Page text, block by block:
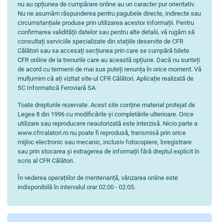
nu au opțiunea de cumpărare online au un caracter pur orientativ.
Nu ne asumăm răspunderea pentru pagubele directe, indirecte sau
circumstanțiale produse prin utilizarea acestor informații. Pentru
confirmarea validității datelor sau pentru alte detalii, vă rugăm să
consultați serviciile specializate din stațiile deservite de CFR
Călători sau sa accesați secțiunea prin care se cumpără bilete
CFR online de la trenurile care au această opțiune. Dacă nu sunteți
de acord cu termenii de mai sus puteți renunța în orice moment. Vă
mulțumim că ați vizitat site-ul CFR Călători. Aplicație realizată de
SC Informatică Feroviară SA.
Toate drepturile rezervate. Acest site conține material protejat de
Legea 8 din 1996 cu modificările și completările ulterioare. Orice
utilizare sau reproducere neautorizată este interzisă. Nicio parte a
www.cfrcalatori.ro nu poate fi reprodusă, transmisă prin orice
mijloc electronic sau mecanic, inclusiv fotocopiere, înregistrare
sau prin stocarea și extragerea de informații fără dreptul explicit în
scris al CFR Călători.
În vederea operațiilor de mentenanță, vânzarea online este
indisponibilă în intervalul orar 02:00 - 02:05.